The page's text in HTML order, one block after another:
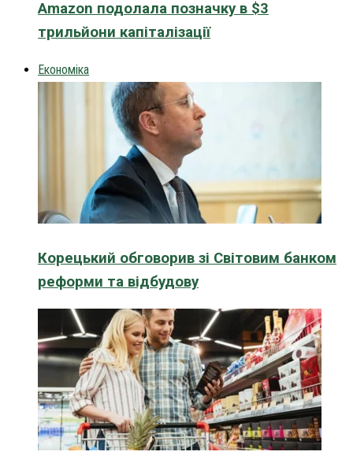
Amazon подолала позначку в $3
трильйони капіталізації
Економіка
Корецький обговорив зі Світовим банком
реформи та відбудову